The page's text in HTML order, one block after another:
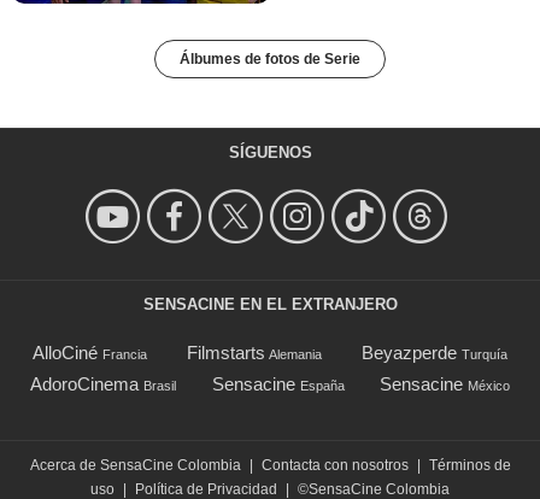
Álbumes de fotos de Serie
SÍGUENOS
SENSACINE EN EL EXTRANJERO
AlloCiné Francia Filmstarts Alemania Beyazperde Turquía
AdoroCinema Brasil Sensacine España Sensacine México
Acerca de SensaCine Colombia Contacta con nosotros
Términos de
uso
Política de Privacidad ©SensaCine Colombia